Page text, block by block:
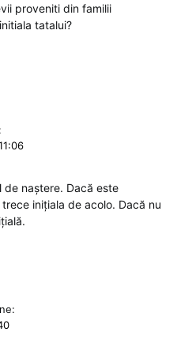
proveniti din familii
tatalui?
naștere. Dacă este
inițiala de acolo. Dacă nu